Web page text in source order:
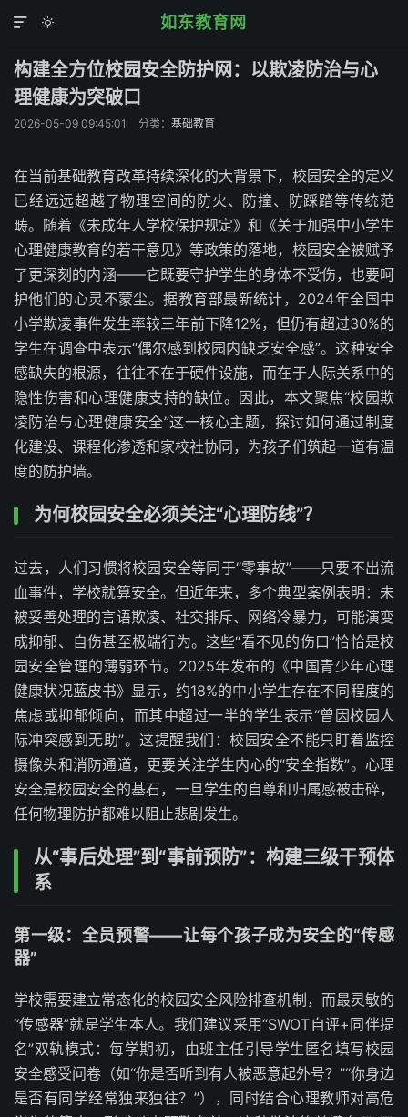
如东教育网


构建全方位校园安全防护网：以欺凌防治与心
理健康为突破口
2026-05-09 09:45:01 分类： 基础教育
在当前基础教育改革持续深化的大背景下，校园安全的定义
已经远远超越了物理空间的防火、防撞、防踩踏等传统范
畴。随着《未成年人学校保护规定》和《关于加强中小学生
心理健康教育的若干意见》等政策的落地，校园安全被赋予
了更深刻的内涵——它既要守护学生的身体不受伤，也要呵
护他们的心灵不蒙尘。据教育部最新统计，2024年全国中
小学欺凌事件发生率较三年前下降12%，但仍有超过30%的
学生在调查中表示“偶尔感到校园内缺乏安全感”。这种安全
感缺失的根源，往往不在于硬件设施，而在于人际关系中的
隐性伤害和心理健康支持的缺位。因此，本文聚焦“校园欺
凌防治与心理健康安全”这一核心主题，探讨如何通过制度
化建设、课程化渗透和家校社协同，为孩子们筑起一道有温
度的防护墙。
为何校园安全必须关注“心理防线”？
过去，人们习惯将校园安全等同于“零事故”——只要不出流
血事件，学校就算安全。但近年来，多个典型案例表明：未
被妥善处理的言语欺凌、社交排斥、网络冷暴力，可能演变
成抑郁、自伤甚至极端行为。这些“看不见的伤口”恰恰是校
园安全管理的薄弱环节。2025年发布的《中国青少年心理
健康状况蓝皮书》显示，约18%的中小学生存在不同程度的
焦虑或抑郁倾向，而其中超过一半的学生表示“曾因校园人
际冲突感到无助”。这提醒我们：校园安全不能只盯着监控
摄像头和消防通道，更要关注学生内心的“安全指数”。心理
安全是校园安全的基石，一旦学生的自尊和归属感被击碎，
任何物理防护都难以阻止悲剧发生。
从“事后处理”到“事前预防”：构建三级干预体
系
第一级：全员预警——让每个孩子成为安全的“传感
器”
学校需要建立常态化的校园安全风险排查机制，而最灵敏的
“传感器”就是学生本人。我们建议采用“SWOT自评+同伴提
名”双轨模式：每学期初，由班主任引导学生匿名填写校园
安全感受问卷（如“你是否听到有人被恶意起外号？”“你身边
是否有同学经常独来独往？”），同时结合心理教师对高危